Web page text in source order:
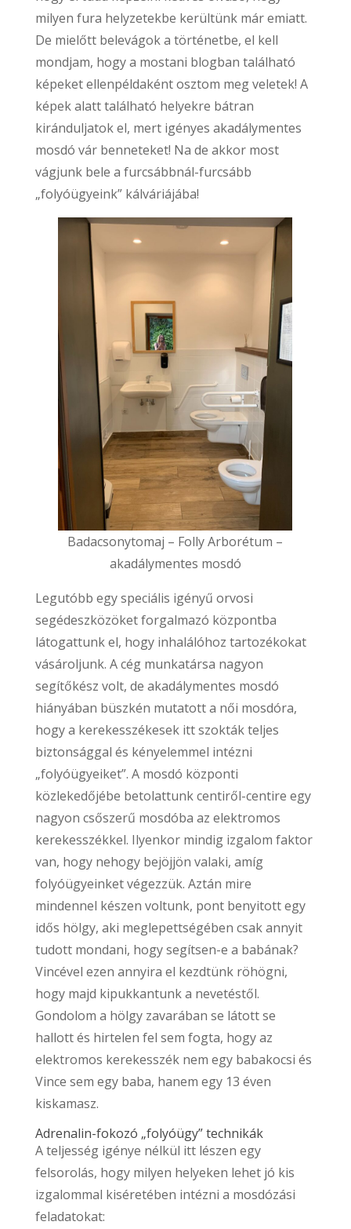
milyen fura helyzetekbe kerültünk már emiatt.
De mielőtt belevágok a történetbe, el kell
mondjam, hogy a mostani blogban található
képeket ellenpéldaként osztom meg veletek! A
képek alatt található helyekre bátran
kiránduljatok el, mert igényes akadálymentes
mosdó vár benneteket! Na de akkor most
vágjunk bele a furcsábbnál-furcsább
„folyóügyeink” kálváriájába!
Badacsonytomaj – Folly Arborétum –
akadálymentes mosdó
Legutóbb egy speciális igényű orvosi
segédeszközöket forgalmazó központba
látogattunk el, hogy inhalálóhoz tartozékokat
vásároljunk. A cég munkatársa nagyon
segítőkész volt, de akadálymentes mosdó
hiányában büszkén mutatott a női mosdóra,
hogy a kerekesszékesek itt szokták teljes
biztonsággal és kényelemmel intézni
„folyóügyeiket”. A mosdó központi
közlekedőjébe betolattunk centiről-centire egy
nagyon csőszerű mosdóba az elektromos
kerekesszékkel. Ilyenkor mindig izgalom faktor
van, hogy nehogy bejöjjön valaki, amíg
folyóügyeinket végezzük. Aztán mire
mindennel készen voltunk, pont benyitott egy
idős hölgy, aki meglepettségében csak annyit
tudott mondani, hogy segítsen-e a babának?
Vincével ezen annyira el kezdtünk röhögni,
hogy majd kipukkantunk a nevetéstől.
Gondolom a hölgy zavarában se látott se
hallott és hirtelen fel sem fogta, hogy az
elektromos kerekesszék nem egy babakocsi és
Vince sem egy baba, hanem egy 13 éven
kiskamasz.
Adrenalin-fokozó „folyóügy” technikák
A teljesség igénye nélkül itt lészen egy
felsorolás, hogy milyen helyeken lehet jó kis
izgalommal kiséretében intézni a mosdózási
feladatokat: